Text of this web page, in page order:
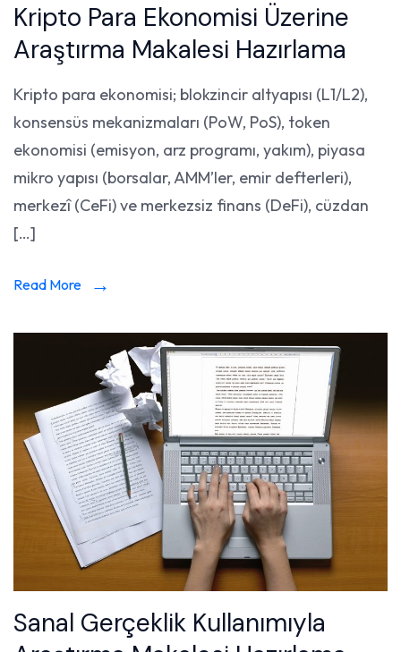
Kripto Para Ekonomisi Üzerine
Araştırma Makalesi Hazırlama
Kripto para ekonomisi; blokzincir altyapısı (L1/L2),
konsensüs mekanizmaları (PoW, PoS), token
ekonomisi (emisyon, arz programı, yakım), piyasa
mikro yapısı (borsalar, AMM’ler, emir defterleri),
merkezî (CeFi) ve merkezsiz finans (DeFi), cüzdan
[…]
Read More
Sanal Gerçeklik Kullanımıyla